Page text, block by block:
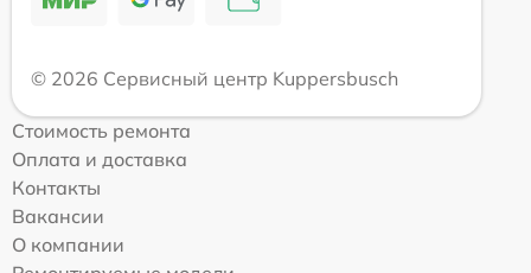
© 2026 Сервисный центр Kuppersbusch
Стоимость ремонта
Оплата и доставка
Контакты
Вакансии
О компании